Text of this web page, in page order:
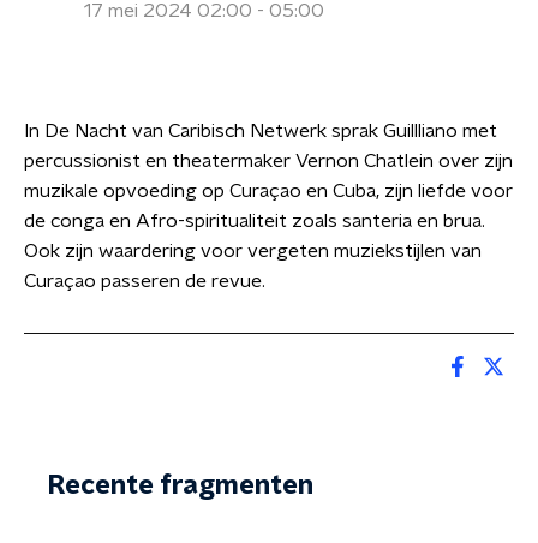
17 mei 2024 02:00 - 05:00
In De Nacht van Caribisch Netwerk sprak Guillliano met
percussionist en theatermaker Vernon Chatlein over zijn
muzikale opvoeding op Curaçao en Cuba, zijn liefde voor
de conga en Afro-spiritualiteit zoals santeria en brua.
Ook zijn waardering voor vergeten muziekstijlen van
Curaçao passeren de revue.
Recente fragmenten